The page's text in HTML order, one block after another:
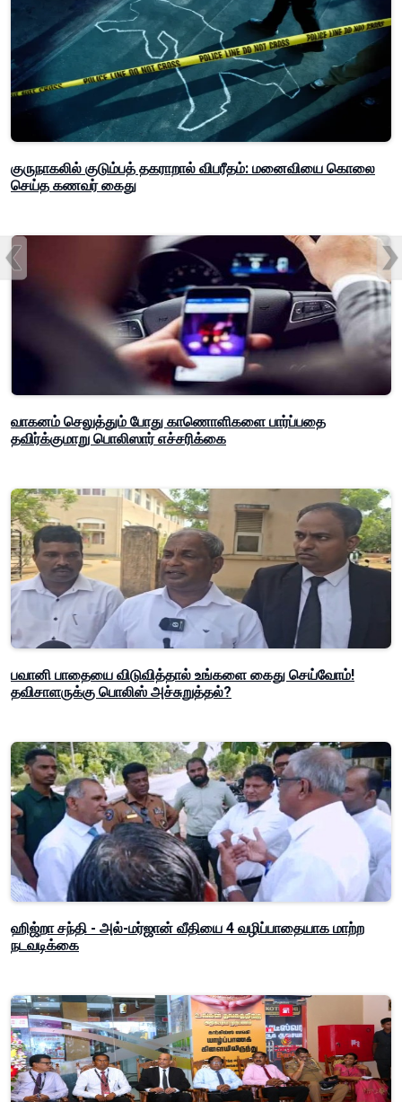
குருநாகலில் குடும்பத் தகராறால் விபரீதம்: மனைவியை கொலை
செய்த கணவர் கைது
வாகனம் செலுத்தும் போது காணொளிகளை பார்ப்பதை
தவிர்க்குமாறு பொலிஸார் எச்சரிக்கை
பவானி பாதையை விடுவித்தால் உங்களை கைது செய்வோம்!
தவிசாளருக்கு பொலிஸ் அச்சுறுத்தல்?
ஹிஜ்றா சந்தி - அல்-மர்ஜான் வீதியை 4 வழிப்பாதையாக மாற்ற
நடவடிக்கை